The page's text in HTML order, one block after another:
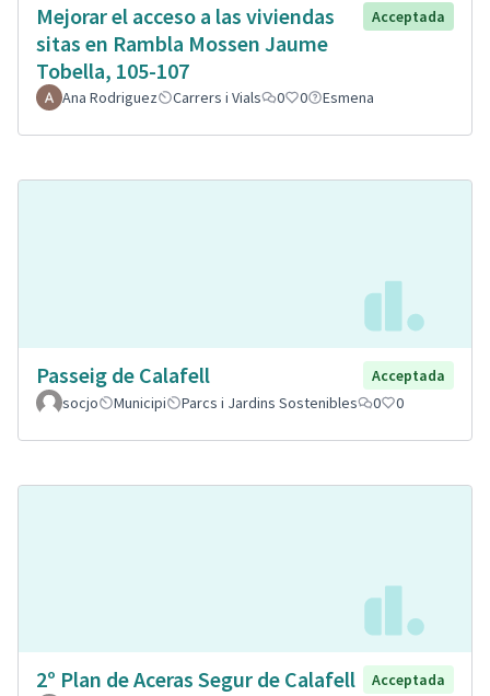
Mejorar el acceso a las viviendas
sitas en Rambla Mossen Jaume
Tobella, 105-107
Acceptada
Ana Rodriguez Carrers i Vials 0 0 Esmena
Passeig de Calafell
Acceptada
socjo
Municipi Parcs i Jardins Sostenibles 0 0
2º Plan de Aceras Segur de Calafell Acceptada